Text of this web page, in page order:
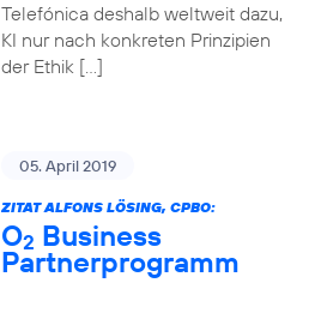
Telefónica deshalb weltweit dazu,
KI nur nach konkreten Prinzipien
der Ethik […]
05. April 2019
ZITAT ALFONS LÖSING, CPBO:
O2 Business
Partnerprogramm